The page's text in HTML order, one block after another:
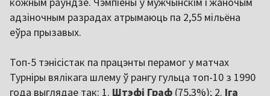
адзіночным разрадах атрымаюць па 2,55 мільёна
еўра прызавых.
Топ-5 тэнісістак па працэнты перамог у матчах
Турніры вялікага шлему ў рангу гульца топ-10 з 1990
года выглядае так: 1. Штэфі Граф (75,3%); 2. Іга